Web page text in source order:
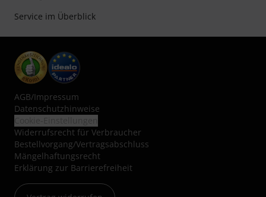
Service im Überblick
AGB/Impressum
Datenschutzhinweise
Widerrufsrecht für Verbraucher
Bestellvorgang/Vertragsabschluss
Mängelhaftungsrecht
Erklärung zur Barrierefreiheit